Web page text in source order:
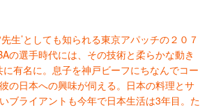
生’としても知られる東京アパッチの２０７
の選手時代には、その技術と柔らかな動き
に有名に。息子を神戸ビーフにちなんでコー
の日本への興味が伺える。日本の料理とサ
ブライアントも今年で日本生活は3年目。た